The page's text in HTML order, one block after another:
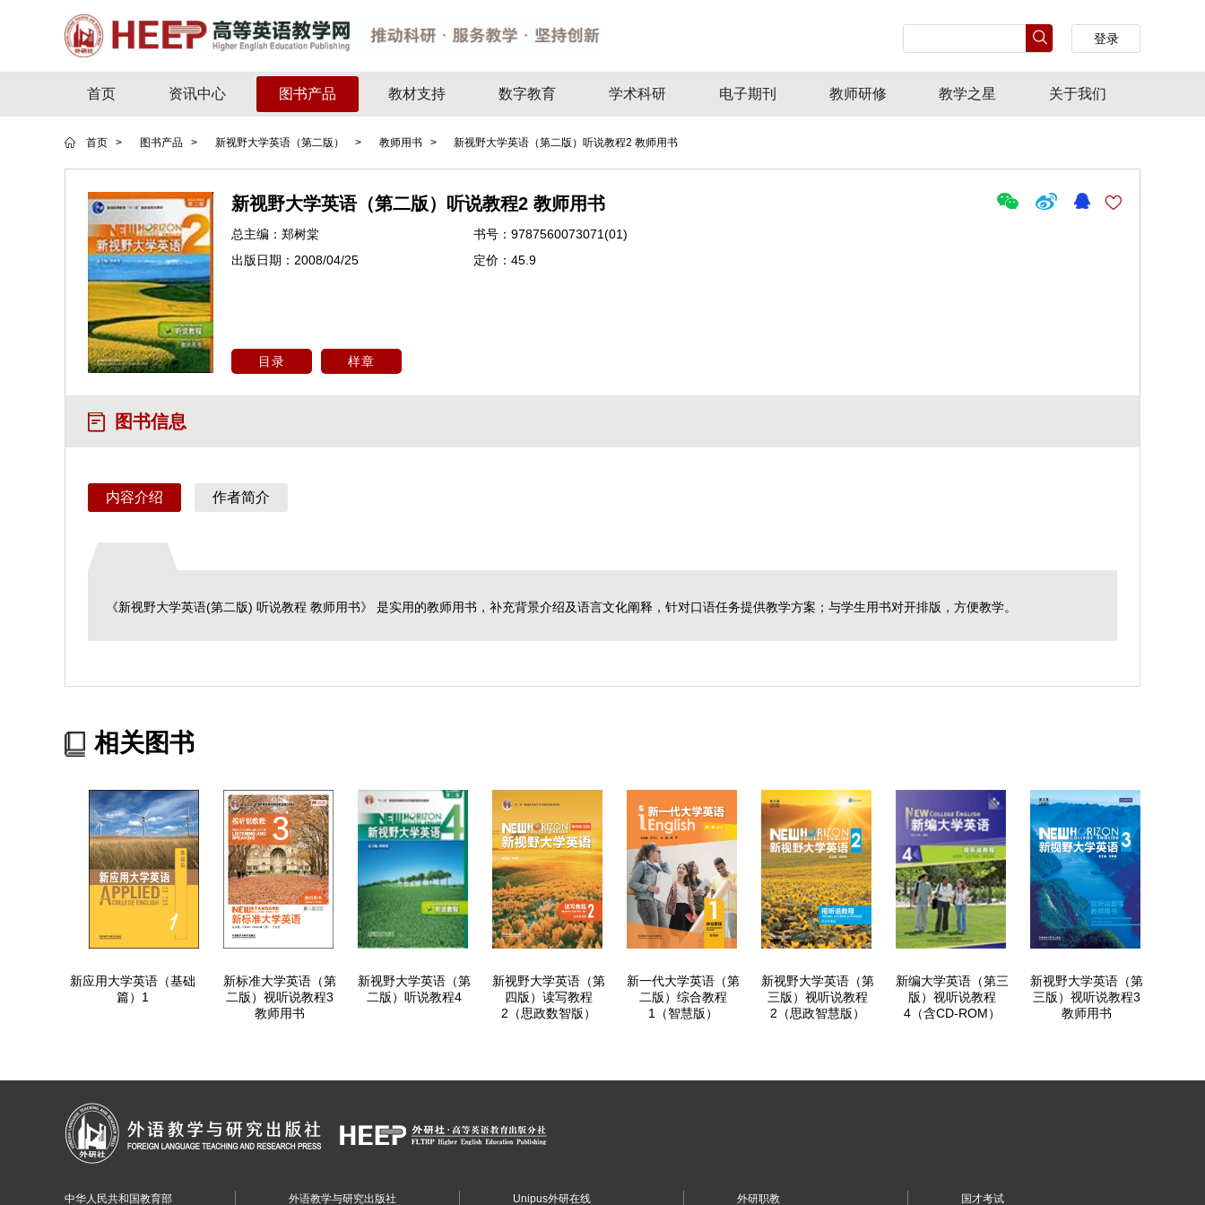
登录
首页 资讯中心 图书产品 教材支持 数字教育 学术科研 电子期刊 教师研修 教学之星 关于我们
首页 > 图书产品 > 新视野大学英语（第二版） > 教师用书 > 新视野大学英语（第二版）听说教程2 教师用书
新视野大学英语（第二版）听说教程2 教师用书
总主编： 郑树棠 书号： 9787560073071(01)
出版日期： 2008/04/25 定价： 45.9
目录 样章
图书信息
内容介绍 作者简介
《新视野大学英语(第二版) 听说教程 教师用书》 是实用的教师用书，补充背景介绍及语言文化阐释，针对口语任务提供教学方案；与学生用书对开排版，方便教学。
相关图书
新应用大学英语（基础
篇）1
新标准大学英语（第
二版）视听说教程3
教师用书
新视野大学英语（第
二版）听说教程4
新视野大学英语（第
四版）读写教程
2（思政数智版）
新一代大学英语（第
二版）综合教程
1（智慧版）
新视野大学英语（第
三版）视听说教程
2（思政智慧版）
新编大学英语（第三
版）视听说教程
4（含CD-ROM）
新视野大学英语（第
三版）视听说教程3
教师用书
中华人民共和国教育部 外语教学与研究出版社 Unipus外研在线 外研职教 国才考试